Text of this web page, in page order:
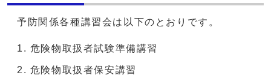
予防関係各種講習会は以下のとおりです。
危険物取扱者試験準備講習
危険物取扱者保安講習